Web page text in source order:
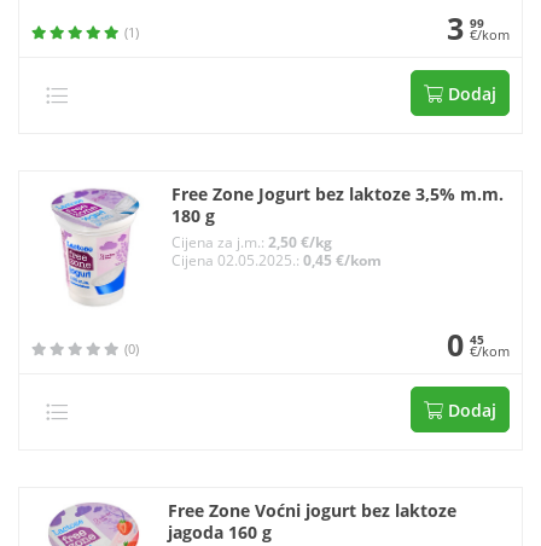
(1) 3 99
€/kom
Dodaj
Free Zone Jogurt bez laktoze 3,5% m.m.
180 g
Cijena za j.m.:2,50 €/kg
Cijena 02.05.2025.:0,45 €/kom
(0) 0 45
€/kom
Dodaj
Free Zone Voćni jogurt bez laktoze
jagoda 160 g